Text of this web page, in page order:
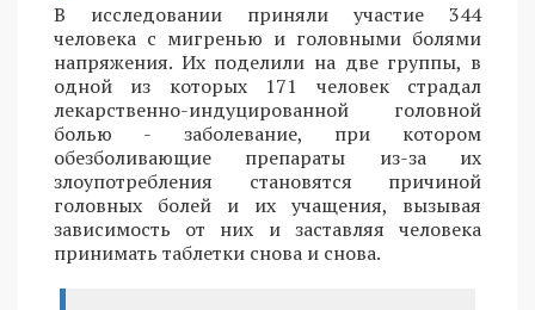
В исследовании приняли участие 344
человека с мигренью и головными болями
напряжения. Их поделили на две группы, в
одной из которых 171 человек страдал
лекарственно-индуцированной головной
болью - заболевание, при котором
обезболивающие препараты из-за их
злоупотребления становятся причиной
головных болей и их учащения, вызывая
зависимость от них и заставляя человека
принимать таблетки снова и снова.